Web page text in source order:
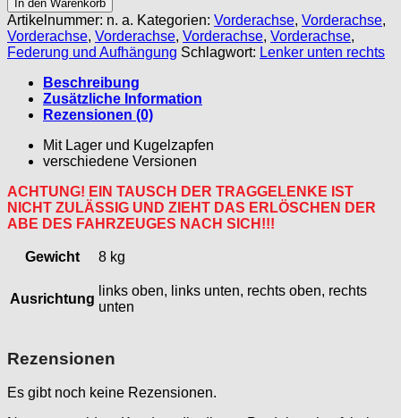
Querlenker
,
Dreieckslenker
Menge
In den Warenkorb
Artikelnummer: n. a. Kategorien: Vorderachse, Vorderachse,
Vorderachse, Vorderachse, Vorderachse, Vorderachse,
Federung und Aufhängung Schlagwort: Lenker unten rechts
Beschreibung
Zusätzliche Information
Rezensionen (0)
Mit Lager und Kugelzapfen
verschiedene Versionen
ACHTUNG! EIN TAUSCH DER TRAGGELENKE IST
NICHT ZULÄSSIG UND ZIEHT DAS ERLÖSCHEN DER
ABE DES FAHRZEUGES NACH SICH!!!
Gewicht 8 kg
Ausrichtung
links oben, links unten, rechts oben, rechts
unten
Rezensionen
Es gibt noch keine Rezensionen.